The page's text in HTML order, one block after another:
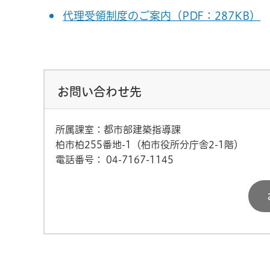
代理受領制度のご案内（PDF：287KB）
お問い合わせ先
所属課室：都市部建築指導課
柏市柏255番地-1（柏市役所分庁舎2-1階）
電話番号：
04-7167-1145